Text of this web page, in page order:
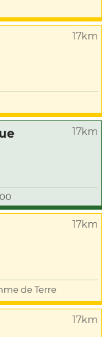
17km
17km
17km
de Terre
17km